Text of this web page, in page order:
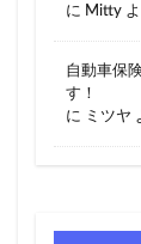
に Mitty
自動車保
す！
に ミツヤ